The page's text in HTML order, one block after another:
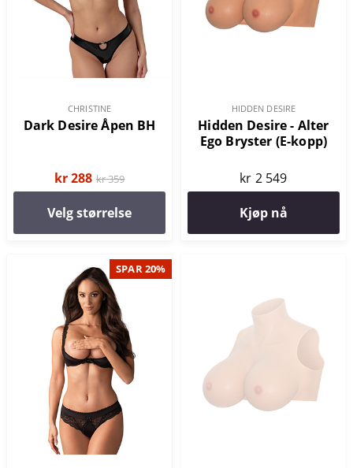
CHRISTINE
Dark Desire Åpen BH
kr 288 kr 359
Velg størrelse
HIDDEN DESIRE
Hidden Desire - Alter
Ego Bryster (E-kopp)
kr 2 549
Kjøp nå
SPAR 20%